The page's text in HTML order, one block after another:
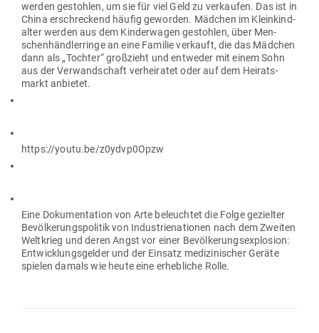
werden gestohlen, um sie für viel Geld zu ver­kaufen. Das ist in
China erschre­ckend häufig geworden. Mädchen im Klein­kind­
alter werden aus dem Kin­der­wagen gestohlen, über Men­
schen­händ­ler­ringe an eine Familie ver­kauft, die das Mädchen
dann als „Tochter“ groß­zieht und ent­weder mit einem Sohn
aus der Ver­wand­schaft ver­hei­ratet oder auf dem Hei­rats­
markt anbietet.
https://youtu.be/z0ydvp0Opzw
Eine Doku­men­tation von Arte beleuchtet die Folge gezielter
Bevöl­ke­rungs­po­litik von Indus­trie­na­tionen nach dem Zweiten
Welt­krieg und deren Angst vor einer Bevöl­ke­rungs­explosion:
Ent­wick­lungs­gelder und der Einsatz medi­zi­ni­scher Geräte
spielen damals wie heute eine erheb­liche Rolle.